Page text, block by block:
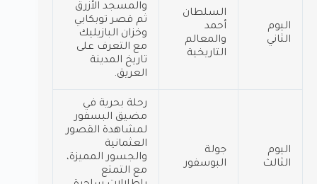
اليوم
الثاني
السلطان
أحمد
والمعالم
التاريخية
والمسجد الأزرق
ثم قصر توبكابي
وخزان البازيليك
مع التعرف على
تاريخ المدينة
العريق.
اليوم
الثالث
جولة
البوسفور
رحلة بحرية في
مضيق البسفور
لمشاهدة القصور
العثمانية
والجسور المميزة،
مع التمتع